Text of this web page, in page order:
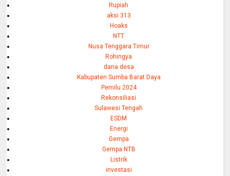
Rupiah
aksi 313
Hoaks
NTT
Nusa Tenggara Timur
Rohingya
dana desa
Kabupaten Sumba Barat Daya
Pemilu 2024
Rekonsiliasi
Sulawesi Tengah
ESDM
Energi
Gempa
Gempa NTB
Listrik
investasi